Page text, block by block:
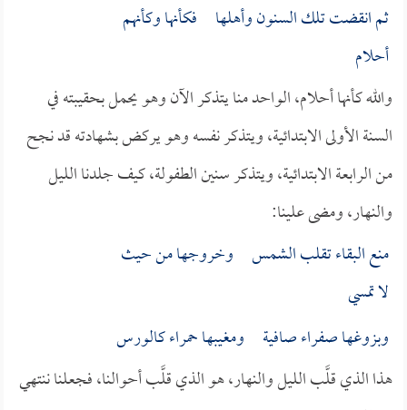
ثم انقضت تلك السنون وأهلها فكأنها وكأنهم
أحلام
والله كأنها أحلام، الواحد منا يتذكر الآن وهو يحمل بحقيبته في
السنة الأولى الابتدائية، ويتذكر نفسه وهو يركض بشهادته قد نجح
من الرابعة الابتدائية، ويتذكر سنين الطفولة، كيف جلدنا الليل
والنهار، ومضى علينا:
منع البقاء تقلب الشمس وخروجها من حيث
لا تمسي
وبزوغها صفراء صافية ومغيبها حمراء كالورس
هذا الذي قلَّب الليل والنهار، هو الذي قلَّب أحوالنا، فجعلنا ننتهي